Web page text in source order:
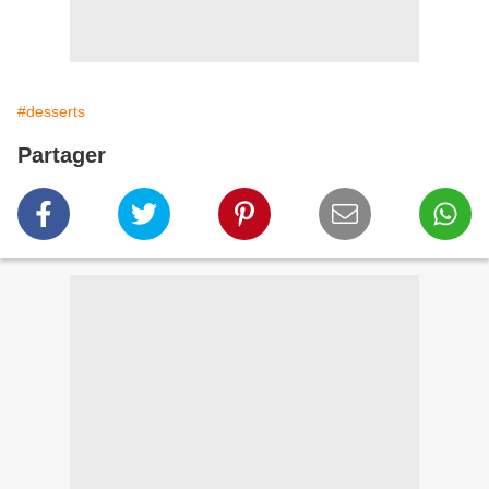
#desserts
Partager